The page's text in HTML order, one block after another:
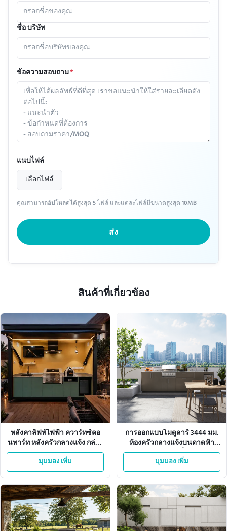
ชื่อ บริษัท
ข้อความสอบถาม*
แนบไฟล์
เลือกไฟล์
คุณสามารถอัปโหลดได้สูงสุด 5 ไฟล์ และแต่ละไฟล์มีขนาดสูงสุด 10MB
ส่ง
สินค้าที่เกี่ยวข้อง
หลังคาลิฟท์ไฟฟ้า ควาร์ทซ์คอ
นทาร์ท หลังครัวกลางแจ้ง กล่อง
อะลูมิเนียม
มุมมอง เพิ่ม
การออกแบบโมดูลาร์ 3444 มม.
ห้องครัวกลางแจ้งบนดาดฟ้า
สำนักงาน 6 โมดูล
มุมมอง เพิ่ม